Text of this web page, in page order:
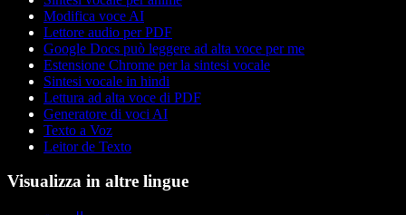
Modifica voce AI
Lettore audio per PDF
Google Docs può leggere ad alta voce per me
Estensione Chrome per la sintesi vocale
Sintesi vocale in hindi
Lettura ad alta voce di PDF
Generatore di voci AI
Texto a Voz
Leitor de Texto
Visualizza in altre lingue